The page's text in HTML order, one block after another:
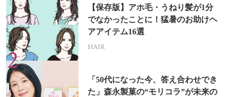
【保存版】アホ毛・うねり髪が1分
でなかったことに！猛暑のお助けヘ
アアイテム16選
HAIR
「50代になった今、答え合わせでき
た」森永製菓の“モリコラ”が未来の